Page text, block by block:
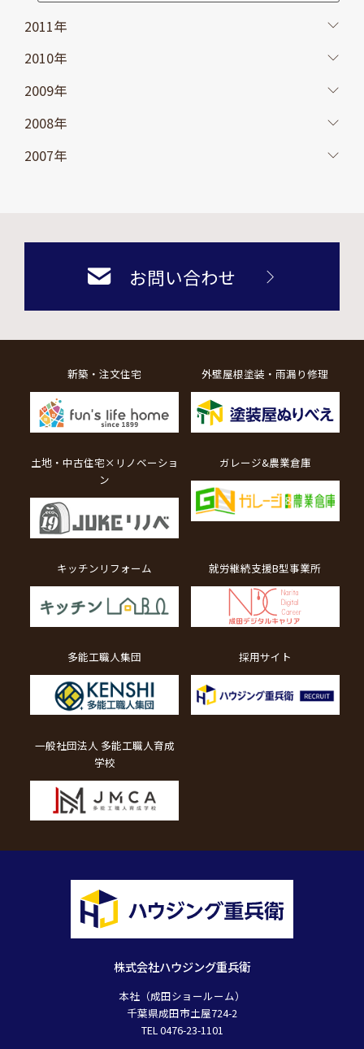
2011年
2010年
2009年
2008年
2007年
お問い合わせ
株式会社ハウジング重兵衛
本社（成田ショールーム）
千葉県成田市土屋724-2
TEL 0476-23-1101
新築・注文住宅 外壁屋根塗装・雨漏り修理
土地・中古住宅×リノベーショ
ン
ガレージ&農業倉庫
キッチンリフォーム 就労継続支援B型事業所
多能工職人集団 採用サイト
一般社団法人 多能工職人育成
学校